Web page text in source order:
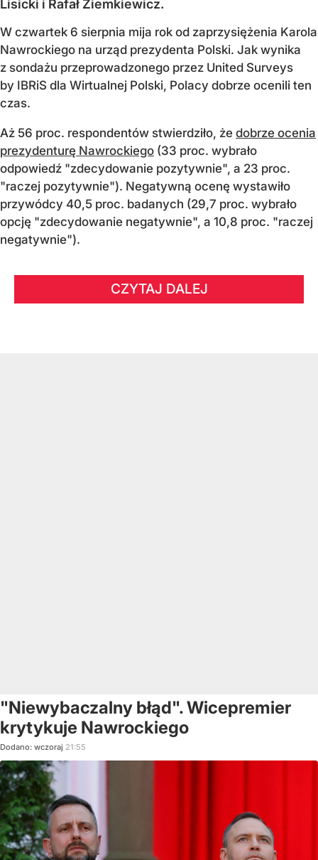
Lisicki i Rafał Ziemkiewicz.
W czwartek 6 sierpnia mija rok od zaprzysiężenia Karola
Nawrockiego na urząd prezydenta Polski. Jak wynika
z sondażu przeprowadzonego przez United Surveys
by IBRiS dla Wirtualnej Polski, Polacy dobrze ocenili ten
czas.
Aż 56 proc. respondentów stwierdziło, że dobrze ocenia
prezydenturę Nawrockiego (33 proc. wybrało
odpowiedź "zdecydowanie pozytywnie", a 23 proc.
"raczej pozytywnie"). Negatywną ocenę wystawiło
przywódcy 40,5 proc. badanych (29,7 proc. wybrało
opcję "zdecydowanie negatywnie", a 10,8 proc. "raczej
negatywnie").
CZYTAJ DALEJ
"Niewybaczalny błąd". Wicepremier
krytykuje Nawrockiego
Dodano: wczoraj 21:55